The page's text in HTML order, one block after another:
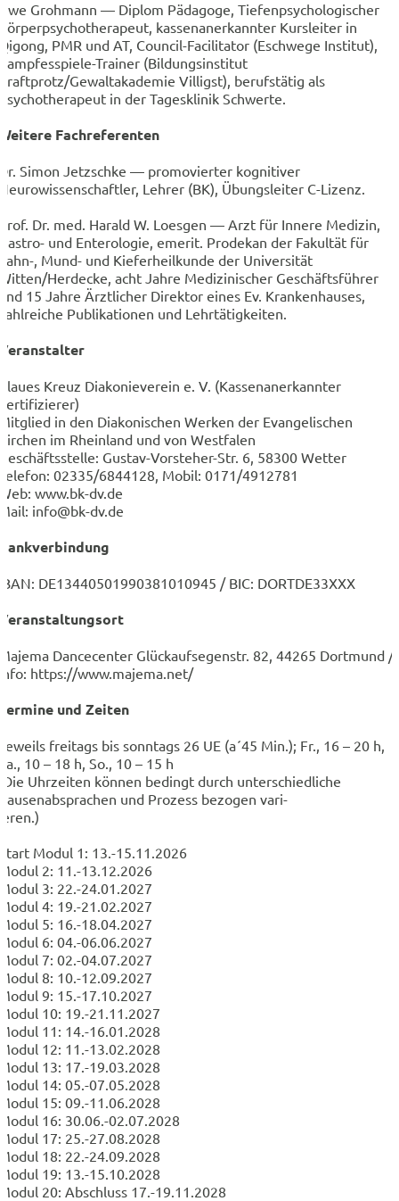
Grohmann — Diplom Pädagoge, Tiefenpsychologischer
kassenanerkannter Kursleiter in
PMR und AT, Council-Facilitator (Eschwege Institut),
Trainer (Bildungsinstitut
Gewaltakademie Villigst), berufstätig als
in der Tagesklinik Schwerte.
Fachreferenten
Simon Jetzschke — promovierter kognitiver
Lehrer (BK), Übungsleiter C-Lizenz.
Dr. med. Harald W. Loesgen — Arzt für Innere Medizin,
und Enterologie, emerit. Prodekan der Fakultät für
, Mund- und Kieferheilkunde der Universität
Herdecke, acht Jahre Medizinischer Geschäftsführer
15 Jahre Ärztlicher Direktor eines Ev. Krankenhauses,
Publikationen und Lehrtätigkeiten.
Kreuz Diakonieverein e. V. (Kassenanerkannter
in den Diakonischen Werken der Evangelischen
im Rheinland und von Westfalen
Gustav-Vorsteher-Str. 6, 58300 Wetter
02335/6844128, Mobil: 0171/4912781
www.bk-dv.de
info@bk-dv.de
DE13440501990381010945 / BIC: DORTDE33XXX
Dancecenter Glückaufsegenstr. 82, 44265 Dortmund /
https://www.majema.net/
und Zeiten
freitags bis sonntags 26 UE (a´45 Min.); Fr., 16 – 20 h,
10 – 18 h, So., 10 – 15 h
Uhrzeiten können bedingt durch unterschiedliche
und Prozess bezogen vari-
Modul 1: 13.-15.11.2026
2: 11.-13.12.2026
3: 22.-24.01.2027
4: 19.-21.02.2027
5: 16.-18.04.2027
6: 04.-06.06.2027
7: 02.-04.07.2027
8: 10.-12.09.2027
9: 15.-17.10.2027
10: 19.-21.11.2027
11: 14.-16.01.2028
12: 11.-13.02.2028
13: 17.-19.03.2028
14: 05.-07.05.2028
15: 09.-11.06.2028
16: 30.06.-02.07.2028
17: 25.-27.08.2028
18: 22.-24.09.2028
19: 13.-15.10.2028
20: Abschluss 17.-19.11.2028